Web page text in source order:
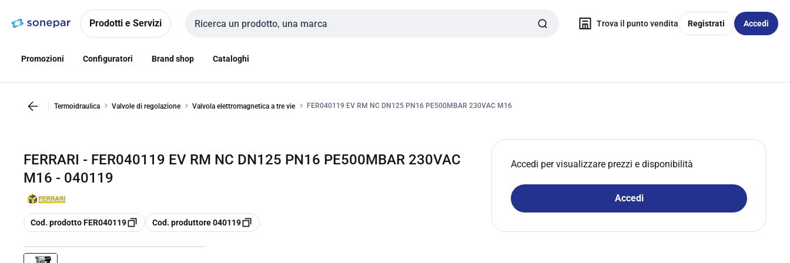
navigazionealla
Prodotti e Servizi
Cerca input
Trova il punto vendita Registrati Accedi
Promozioni Configuratori Brand shop Cataloghi
Termoidraulica Valvole di regolazione Valvola elettromagnetica a tre vie FER040119 EV RM NC DN125 PN16 PE500MBAR 230VAC M16
FERRARI - FER040119 EV RM NC DN125 PN16 PE500MBAR 230VAC
M16 - 040119
copia
Cod. prodotto FER040119 copia
Cod. produttore 040119
Accedi per visualizzare prezzi e disponibilità
Accedi